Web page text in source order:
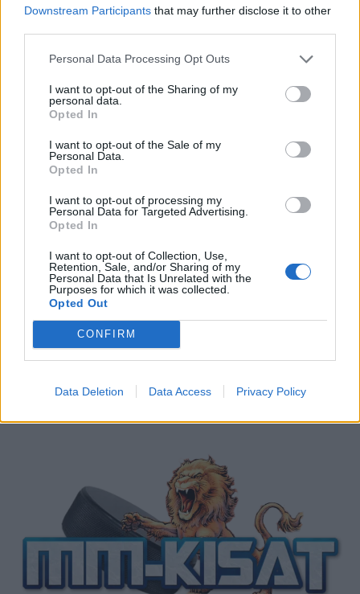
Downstream Participants that may further disclose it to other
Personal Data Processing Opt Outs
I want to opt-out of the Sharing of my
personal data.
Opted In
I want to opt-out of the Sale of my
Personal Data.
Opted In
I want to opt-out of processing my
Personal Data for Targeted Advertising.
Opted In
I want to opt-out of Collection, Use,
Retention, Sale, and/or Sharing of my
Personal Data that Is Unrelated with the
Purposes for which it was collected.
Opted Out
CONFIRM
Data Deletion Data Access Privacy Policy
tässä kentälliset päivän
paukutetaan MM-kisojen
MM-kullasta käytiin armoton vääntö –
Leijonat voitti maailmanmestaruuden
jatkoajalla
Tässä Leijonien kentälliset MM-finaaliin!
Huikeaa draamaa pronssiottelussa –
Norja kaatoi Kanadan jatkoajalla ja voitti